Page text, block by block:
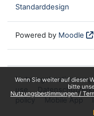
Wenn Sie weiter auf dieser
bitte
Nutzungsbestimmungen /
Standarddesign
Powered by Moodle
use
policy
Mobile App